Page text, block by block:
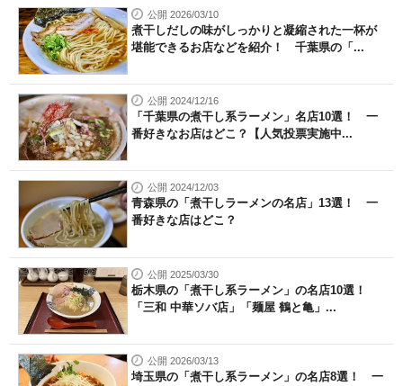
公開 2026/03/10
煮干しだしの味がしっかりと凝縮された一杯が
堪能できるお店などを紹介！ 千葉県の「...
公開 2024/12/16
「千葉県の煮干し系ラーメン」名店10選！ 一
番好きなお店はどこ？【人気投票実施中...
公開 2024/12/03
青森県の「煮干しラーメンの名店」13選！ 一
番好きな店はどこ？
公開 2025/03/30
栃木県の「煮干し系ラーメン」の名店10選！
「三和 中華ソバ店」「麺屋 鶴と亀」...
公開 2026/03/13
埼玉県の「煮干し系ラーメン」の名店8選！ 一